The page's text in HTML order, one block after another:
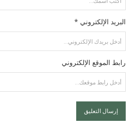
البريد الإلكتروني *
رابط الموقع الإلكتروني